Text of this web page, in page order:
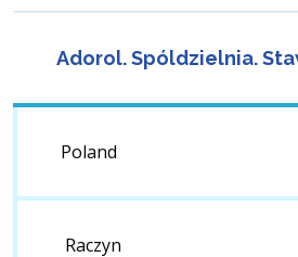
Adorol. Spóldzielnia.
Poland
Raczyn